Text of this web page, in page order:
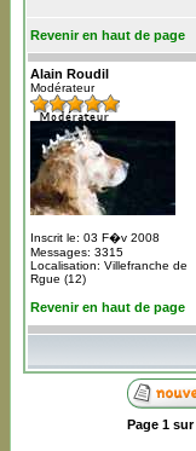
Revenir en haut de page
Alain Roudil
Modérateur
Inscrit le: 03 F�v 2008
Messages: 3315
Localisation: Villefranche de
Rgue (12)
Revenir en haut de page
Page 1sur